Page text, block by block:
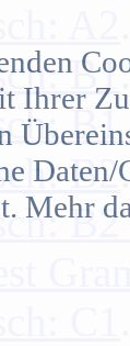
A2
B1.
B2.
Ihrer
Mehr